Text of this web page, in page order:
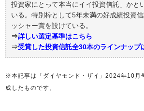
ザイの投信グランプリ
ザイの投信グランプリ
投資家にとって本当にイイ投資信託」かと
いる。特別枠として5年未満の好成績投資
ッシャー賞を設けている。
⇒詳しい選定基準はこちら
⇒受賞した投資信託全30本のラインナップ
※本記事は「ダイヤモンド・ザイ」2024年10月
成したものです。